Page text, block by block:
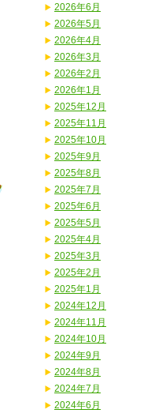
2026年6月
2026年5月
2026年4月
2026年3月
2026年2月
2026年1月
2025年12月
2025年11月
2025年10月
2025年9月
2025年8月
2025年7月
2025年6月
2025年5月
2025年4月
2025年3月
2025年2月
2025年1月
2024年12月
2024年11月
2024年10月
2024年9月
2024年8月
2024年7月
2024年6月